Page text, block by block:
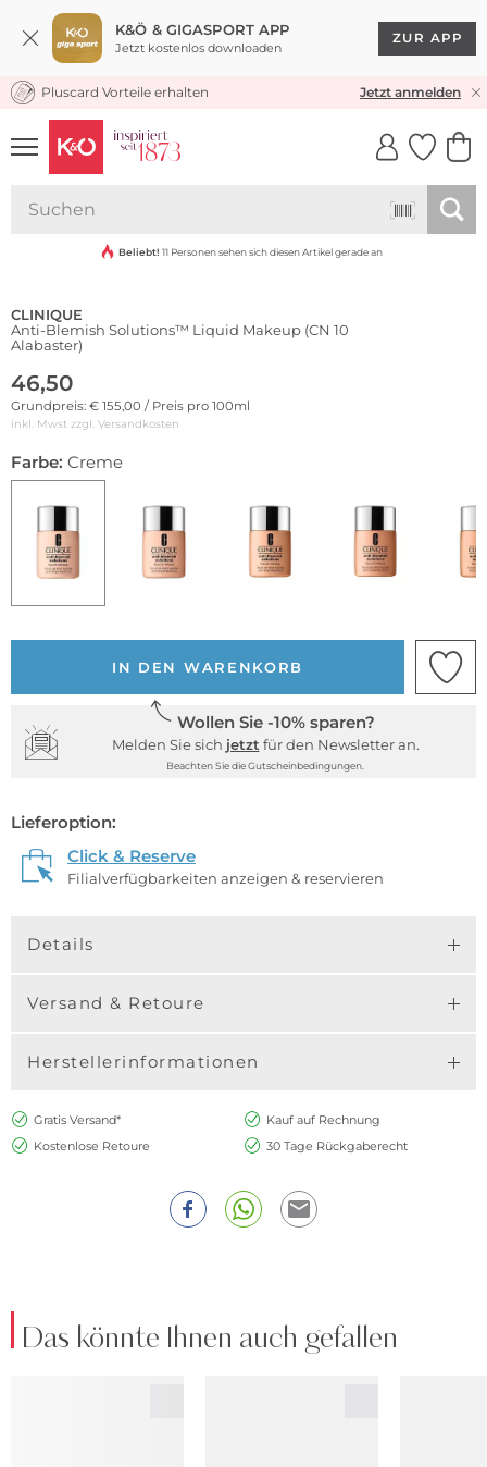
K&Ö & GIGASPORT APP
Jetzt kostenlos downloaden
ZUR APP
KOSTENLOSER VERSAND* & RÜCKVERSAND
Pluscard Vorteile erhalten Jetzt anmelden
UNSERE APP
CLICK &
Beliebt! 11 Personen sehen sich diesen Artikel gerade an
CLINIQUE
Anti-Blemish Solutions™ Liquid Makeup (CN 10
Alabaster)
46,50
Grundpreis: € 155,00 / Preis pro 100ml
inkl. Mwst zzgl. Versandkosten
Farbe: Creme
IN DEN WARENKORB
Wollen Sie -10% sparen?
Melden Sie sich jetzt für den Newsletter an.
Beachten Sie die Gutscheinbedingungen.
Lieferoption:
Click & Reserve
Filialverfügbarkeiten anzeigen & reservieren
Details
Versand & Retoure
Herstellerinformationen
Gratis Versand*
Kauf auf Rechnung
Kostenlose Retoure
30 Tage Rückgaberecht
Das könnte Ihnen auch gefallen